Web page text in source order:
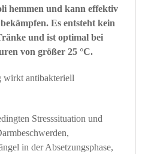
hemmen und kann effektiv
Es entsteht kein
und ist optimal bei
von größer 25 °C.
antibakteriell
Stresssituation und
in der Absetzungsphase,